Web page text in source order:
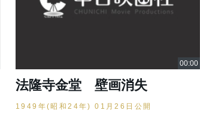
法隆寺金堂 壁画消失
1949年(昭和24年) 01月26日公開